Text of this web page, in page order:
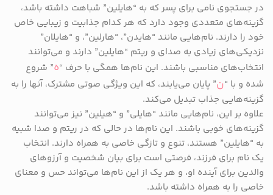
در جستجوی نامی برای پسر که به “هایلین” شباهت داشته باشد،
گزینه‌های متعددی وجود دارد که هر کدام جذابیت و زیبایی خاص
خود را دارند. نام‌هایی مانند “هایدن”، “هارلین”، و “هایلان”
نزدیکی‌های زیادی به صدای و ریتم “هایلین” دارند و می‌توانند
انتخاب‌های مناسبی باشند. این نام‌ها همگی با حرف “ه” شروع
شده و با “ن” پایان می‌یابند، که این ویژگی صوتی مشترک، آنها را به
گزینه‌هایی جذاب تبدیل می‌کند.
علاوه بر این، نام‌هایی مانند “هایلی” و “هیلین” نیز می‌توانند
گزینه‌های خوبی باشند. این نام‌ها در حالی که در ریتم و صدا شبیه
به “هایلین” هستند، تنوع و تازگی خاصی به همراه دارند. انتخاب
یک نام برای فرزند، فرصتی است برای بیان شخصیت و آرزوهای
والدین برای آینده او، و هر یک از این نام‌ها می‌تواند حس و معنای
خاصی را به همراه داشته باشد.